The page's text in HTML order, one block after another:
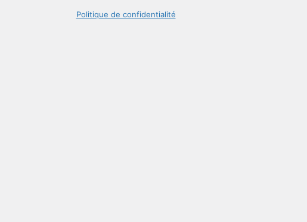
Politique de confidentialité